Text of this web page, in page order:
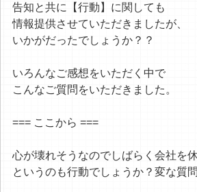
告知と共に【行動】に関しても
情報提供させていただきましたが、
いかがだったでしょうか？？
いろんなご感想をいただく中で
こんなご質問をいただきました。
=== ここから ===
心が壊れそうなのでしばらく会社を
というのも行動でしょうか？変な質